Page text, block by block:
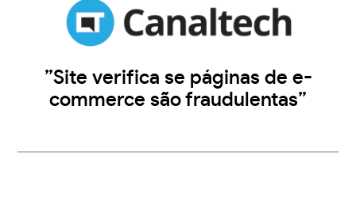
”Site verifica se páginas de e-
commerce são fraudulentas”